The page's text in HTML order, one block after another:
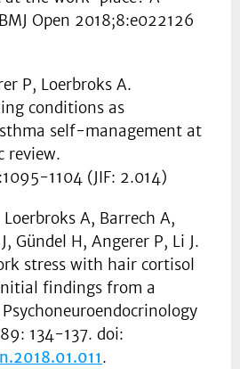
Open 2018;8:e022126
P, Loerbroks A.
conditions as
self-management at
review.
1104 (JIF: 2.014)
A, Barrech A,
Gündel H, Angerer P, Li J.
stress with hair cortisol
findings from a
134-137. doi:
.